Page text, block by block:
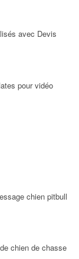
avec Devis
pour vidéo
chien pitbull
chien de chasse